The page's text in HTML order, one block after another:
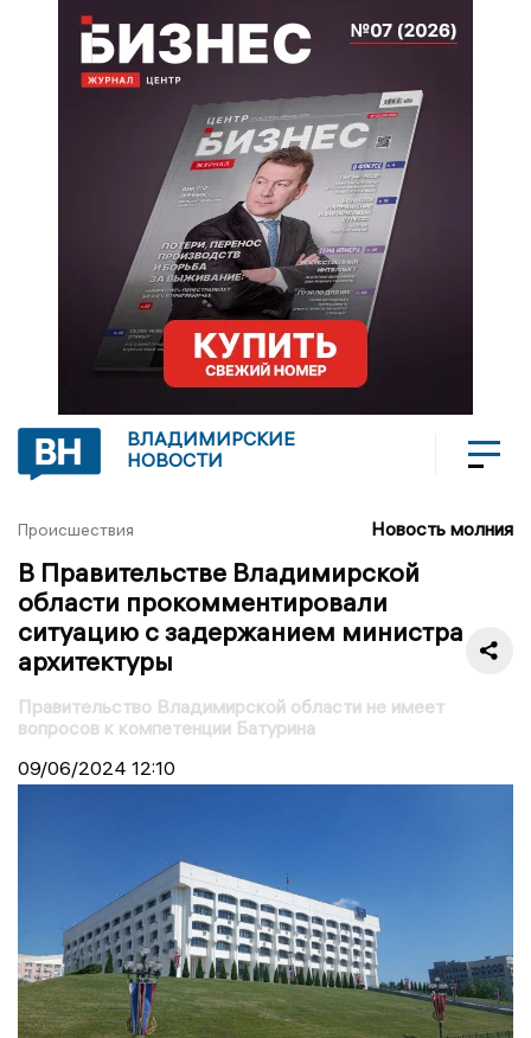
ВЛАДИМИРСКИЕ
НОВОСТИ
Происшествия Новость молния
В Правительстве Владимирской
области прокомментировали
ситуацию с задержанием министра
архитектуры
Правительство Владимирской области не имеет
вопросов к компетенции Батурина
09/06/2024 12:10